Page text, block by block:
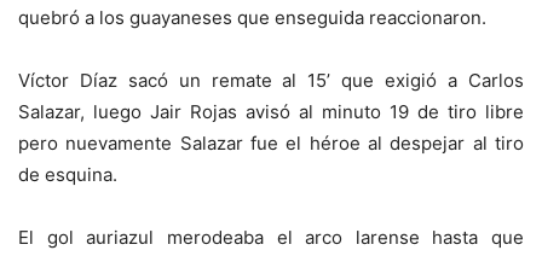
quebró a los guayaneses que enseguida reaccionaron.
Víctor Díaz sacó un remate al 15’ que exigió a Carlos
Salazar, luego Jair Rojas avisó al minuto 19 de tiro libre
pero nuevamente Salazar fue el héroe al despejar al tiro
de esquina.
El gol auriazul merodeaba el arco larense hasta que